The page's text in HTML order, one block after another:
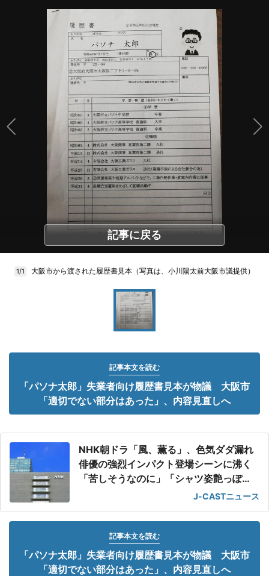
記事に戻る
1/1 大阪市から渡された履歴書見本（写真は、小川陽太前大阪市議提供）
記事本文を読む
「パソナ太郎」失業者向け履歴書見本が物議 大阪市
「適切でない部分はあった」、内容見直しへ
NHK朝ドラ「風、薫る」、色気ダダ漏れ
俳優の強烈インパクト登場シーンに沸く
「苦しそうなのに」「シャツ姿艶っぽ
J-CASTニュース
記事本文を読む
「パソナ太郎」失業者向け履歴書見本が物議 大阪市
「適切でない部分はあった」、内容見直しへ